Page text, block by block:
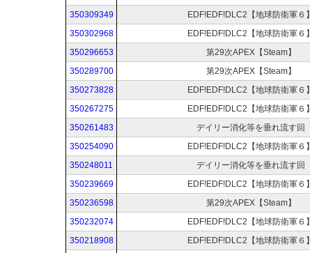
350309349
EDF!EDF!DLC2【地球防衛軍６】
350302968
EDF!EDF!DLC2【地球防衛軍６】
350296653
第29次APEX【Steam】
350289700
第29次APEX【Steam】
350273828
EDF!EDF!DLC2【地球防衛軍６】
350267275
EDF!EDF!DLC2【地球防衛軍６】
350261483
デイリー消化等を垂れ流す回
350254090
EDF!EDF!DLC2【地球防衛軍６】
350248011
デイリー消化等を垂れ流す回
350239669
EDF!EDF!DLC2【地球防衛軍６】
350236598
第29次APEX【Steam】
350232074
EDF!EDF!DLC2【地球防衛軍６】
350218908
EDF!EDF!DLC2【地球防衛軍６】